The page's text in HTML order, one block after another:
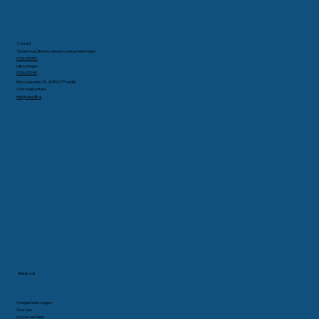
Contact
Onderhoud, liftrenovatie en contractinformatie
0174-641490
Liftstoringen
0174-610040
Mercuriusplein 30, 2685 LP Poeldijk
Voor mailcontact
info@vebolift.nl
Bekijk ook
Veelgestelde vragen
Over ons
Succesverhalen